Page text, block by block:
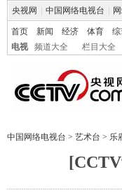
央视网 中国网络电视台
首页 新闻 经济 体育
电视
频道大全 栏目大全
中国网络电视台 > 艺术台 > 乐